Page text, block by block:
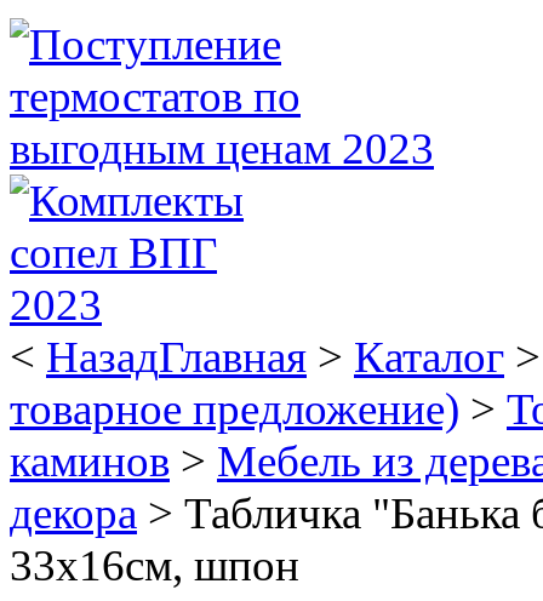
< НазадГлавная > Каталог
товарное предложение) >
каминов > Мебель из
декора > Табличка "Банька
33х16см, шпон